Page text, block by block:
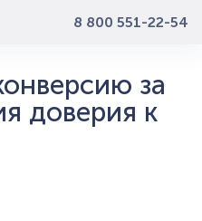
8 800 551-22-54
за
доверия к